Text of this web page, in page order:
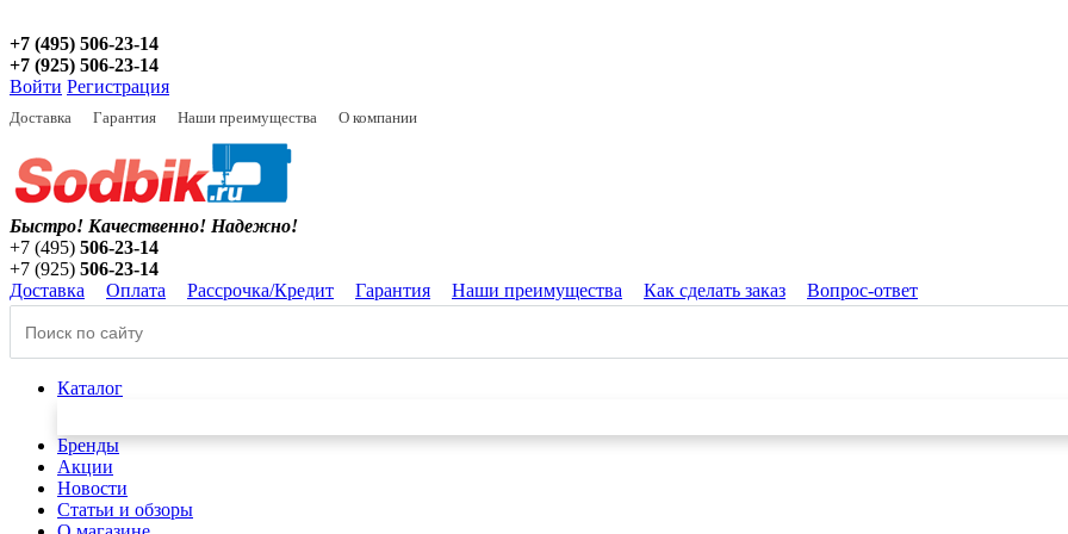
+7 (495) 506-23-14
+7 (925) 506-23-14
Войти Регистрация
Доставка Гарантия Наши преимущества О компании
Быстро! Качественно! Надежно!
+7 (495) 506-23-14
+7 (925) 506-23-14
Доставка
Оплата Рассрочка/Кредит Гарантия Наши преимущества Как сделать заказ Вопрос-ответ
Каталог
Бренды
Акции
Новости
Статьи и обзоры